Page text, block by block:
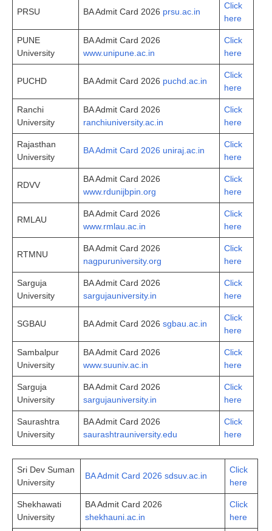
PRSU BA Admit Card 2026 prsu.ac.in
Click
here
PUNE
University
BA Admit Card 2026
www.unipune.ac.in
Click
here
PUCHD BA Admit Card 2026 puchd.ac.in
Click
here
Ranchi
University
BA Admit Card 2026
ranchiuniversity.ac.in
Click
here
Rajasthan
University
BA Admit Card 2026 uniraj.ac.in
Click
here
RDVV
BA Admit Card 2026
www.rdunijbpin.org
Click
here
RMLAU
BA Admit Card 2026
www.rmlau.ac.in
Click
here
RTMNU
BA Admit Card 2026
nagpuruniversity.org
Click
here
Sarguja
University
BA Admit Card 2026
sargujauniversity.in
Click
here
SGBAU BA Admit Card 2026 sgbau.ac.in
Click
here
Sambalpur
University
BA Admit Card 2026
www.suuniv.ac.in
Click
here
Sarguja
University
BA Admit Card 2026
sargujauniversity.in
Click
here
Saurashtra
University
BA Admit Card 2026
saurashtrauniversity.edu
Click
here
Sri Dev Suman
University
BA Admit Card 2026 sdsuv.ac.in
Click
here
Shekhawati
University
BA Admit Card 2026
shekhauni.ac.in
Click
here